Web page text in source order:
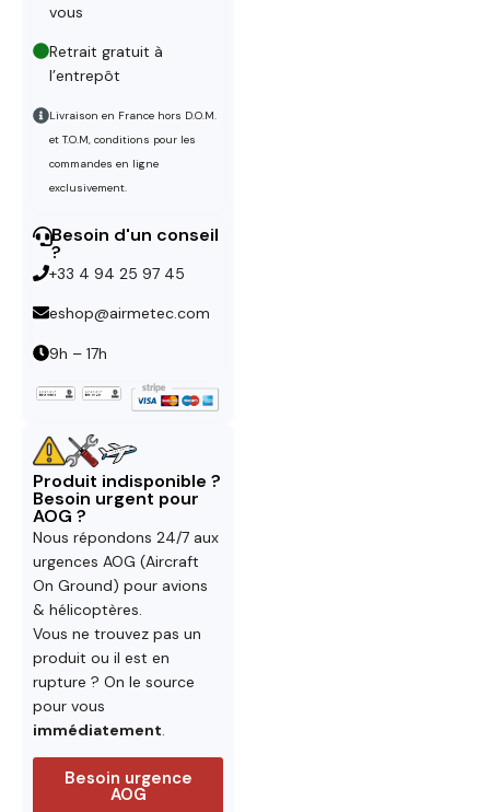
vous
Retrait gratuit à
l’entrepôt
Livraison en France hors D.O.M.
et T.O.M, conditions pour les
commandes en ligne
exclusivement.
Besoin d'un conseil
?
+33 4 94 25 97 45
eshop@airmetec.com
9h – 17h
Produit indisponible ?
Besoin urgent pour
AOG ?
Nous répondons 24/7 aux
urgences AOG (Aircraft
On Ground) pour avions
& hélicoptères.
Vous ne trouvez pas un
produit ou il est en
rupture ? On le source
pour vous
immédiatement.
Besoin urgence
AOG